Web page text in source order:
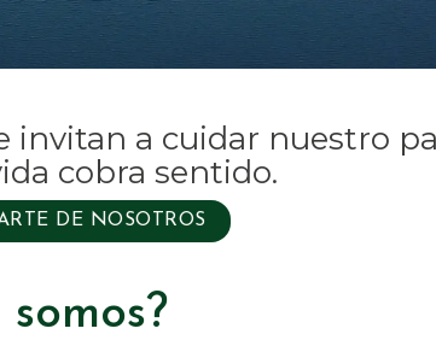
invitan a cuidar nuestro
cobra sentido.
DE NOSOTROS